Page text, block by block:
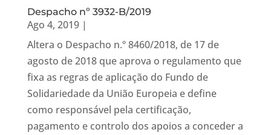
Despacho nº 3932-B/2019
Ago 4, 2019|
Altera o Despacho n.º 8460/2018, de 17 de
agosto de 2018 que aprova o regulamento que
fixa as regras de aplicação do Fundo de
Solidariedade da União Europeia e define
como responsável pela certificação,
pagamento e controlo dos apoios a conceder a